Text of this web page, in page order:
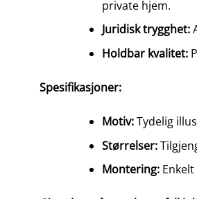
private hjem.
Juridisk trygghet:
Holdbar kvalitet:
Spesifikasjoner:
Motiv:Tydelig
Størrelser:
Montering:Enkelt